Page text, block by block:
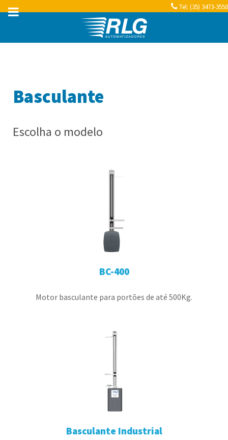
Tel: (35) 3473-3550
Basculante
Escolha o modelo
BC-400
Motor basculante para portões de até 500Kg.
Basculante Industrial